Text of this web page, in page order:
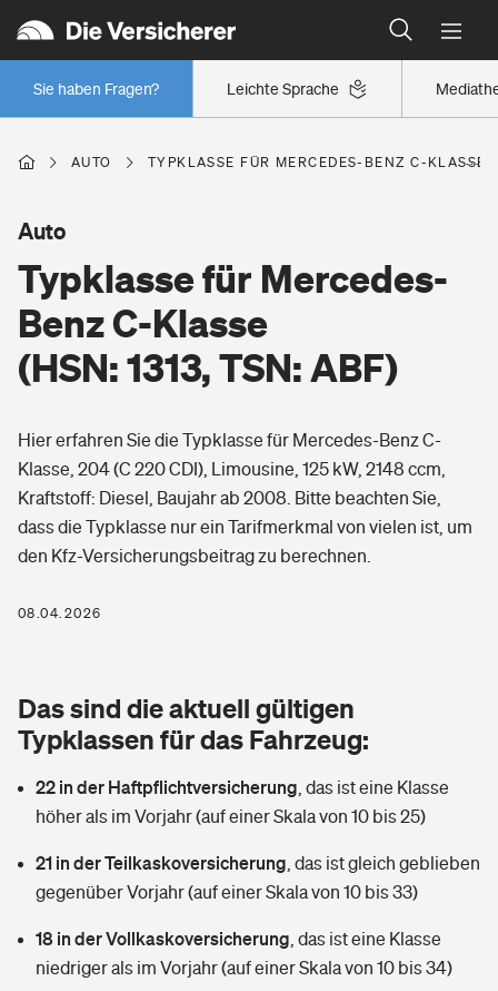
Leichte Sprache
Sie haben Fragen?
Wer versichert was: Jetzt Versicherer finden
Regionalklassen: So ist Ihre Region eingestuft
Wer versichert was: Jetzt Versicherer finden
Berufsunfähigkeitsversicherung
Arbeitsrechtsschutz
Berufshaftpflichtversicherung
Rentenrechner: Wie viel Geld bekomme ich im Alter?
Wer versichert was: Jetzt Versicherer finden
Wohnen
Wohngebäudeversicherung
Hausratversicherung
Elementarversicherung
Photovoltaik
Wärmepumpen versichern
Vermieterrrechtsschutz
Mietkautionsversicherung
Zur Übersicht
Tools
Pri­vate Haft­pflicht­
Rechts­schutz­ver­si­che­rung
Kinderunfall­ver­si­che­rung
Reiseversicherung
Pferdehalter-Haftpflicht
Gesundheit
Private Krankenversicherung
Tierkrankenversicherung
Zur Übersicht
Tools
Wer versichert was: Jetzt Versicherer finden
AUTO TYPKLASSE FÜR MERCEDES-BENZ C-KLASSE
Typklasse für Mercedes-
Benz C-Klasse
(HSN: 1313, TSN: ABF)
Auto
Hier erfahren Sie die Typklasse für Mercedes-Benz C-
Klasse, 204 (C 220 CDI), Limousine, 125 kW, 2148 ccm,
Kraftstoff: Diesel, Baujahr ab 2008. Bitte beachten Sie,
dass die Typklasse nur ein Tarifmerkmal von vielen ist, um
den Kfz-Versicherungsbeitrag zu berechnen.
08.04.2026
Das sind die aktuell gültigen
Typklassen für das Fahrzeug:
22 in der Haftpflichtversicherung das ist eine Klasse
höher als im Vorjahr (auf einer Skala von 10 bis 25)
21 in der Teilkaskoversicherung das ist gleich geblieben
gegenüber Vorjahr (auf einer Skala von 10 bis 33)
18 in der Vollkaskoversicherung das ist eine Klasse
niedriger als im Vorjahr (auf einer Skala von 10 bis 34)